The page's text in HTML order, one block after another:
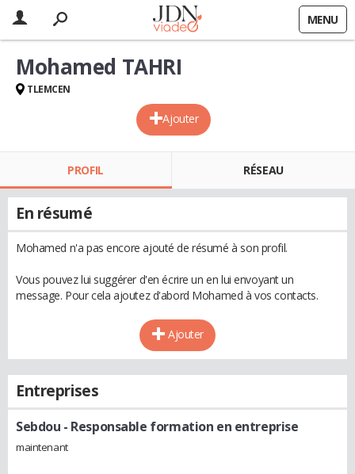
MENU
Ajouter
Mohamed TAHRI
TLEMCEN
PROFIL RÉSEAU
En résumé
Mohamed n'a pas encore ajouté de résumé à son profil.
Vous pouvez lui suggérer d'en écrire un en lui envoyant un
message. Pour cela ajoutez d'abord Mohamed à vos contacts.
Ajouter
Entreprises
Sebdou - Responsable formation en entreprise
maintenant